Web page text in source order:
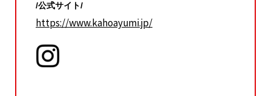
/公式サイト/
https://www.kahoayumi.jp/